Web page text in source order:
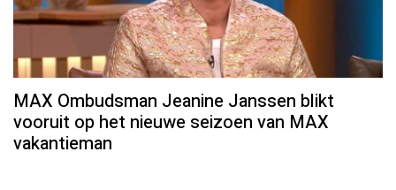
MAX Ombudsman Jeanine Janssen blikt
vooruit op het nieuwe seizoen van MAX
vakantieman